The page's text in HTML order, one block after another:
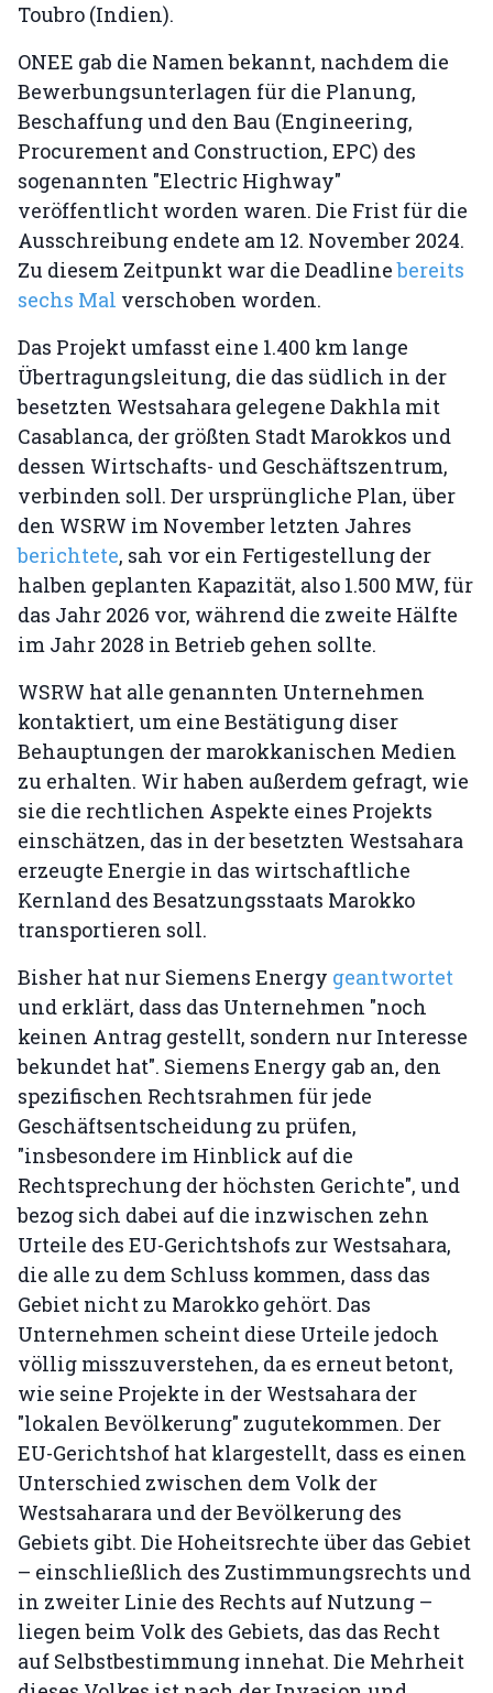
Toubro (Indien).
ONEE gab die Namen bekannt, nachdem die
Bewerbungsunterlagen für die Planung,
Beschaffung und den Bau (Engineering,
Procurement and Construction, EPC) des
sogenannten "Electric Highway"
veröffentlicht worden waren. Die Frist für die
Ausschreibung endete am 12. November 2024.
Zu diesem Zeitpunkt war die Deadlinebereits
sechs Mal verschoben worden.
Das Projekt umfasst eine 1.400 km lange
Übertragungsleitung, die das südlich in der
besetzten Westsahara gelegene Dakhla mit
Casablanca, der größten Stadt Marokkos und
dessen Wirtschafts- und Geschäftszentrum,
verbinden soll. Der ursprüngliche Plan, über
den WSRW im November letzten Jahres
berichtete, sah vor ein Fertigestellung der
halben geplanten Kapazität, also 1.500 MW, für
das Jahr 2026 vor, während die zweite Hälfte
im Jahr 2028 in Betrieb gehen sollte.
WSRW hat alle genannten Unternehmen
kontaktiert, um eine Bestätigung diser
Behauptungen der marokkanischen Medien
zu erhalten. Wir haben außerdem gefragt, wie
sie die rechtlichen Aspekte eines Projekts
einschätzen, das in der besetzten Westsahara
erzeugte Energie in das wirtschaftliche
Kernland des Besatzungsstaats Marokko
transportieren soll.
Bisher hat nur Siemens Energy geantwortet
und erklärt, dass das Unternehmen "noch
keinen Antrag gestellt, sondern nur Interesse
bekundet hat". Siemens Energy gab an, den
spezifischen Rechtsrahmen für jede
Geschäftsentscheidung zu prüfen,
"insbesondere im Hinblick auf die
Rechtsprechung der höchsten Gerichte", und
bezog sich dabei auf die inzwischen zehn
Urteile des EU-Gerichtshofs zur Westsahara,
die alle zu dem Schluss kommen, dass das
Gebiet nicht zu Marokko gehört. Das
Unternehmen scheint diese Urteile jedoch
völlig misszuverstehen, da es erneut betont,
wie seine Projekte in der Westsahara der
"lokalen Bevölkerung" zugutekommen. Der
EU-Gerichtshof hat klargestellt, dass es einen
Unterschied zwischen dem Volk der
Westsaharara und der Bevölkerung des
Gebiets gibt. Die Hoheitsrechte über das Gebiet
– einschließlich des Zustimmungsrechts und
in zweiter Linie des Rechts auf Nutzung –
liegen beim Volk des Gebiets, das das Recht
auf Selbstbestimmung innehat. Die Mehrheit